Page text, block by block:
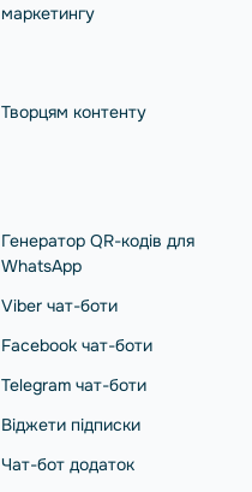
маркетингу
Творцям контенту
Генератор QR-кодів для
WhatsApp
Viber чат-боти
Facebook чат-боти
Telegram чат-боти
Віджети підписки
Чат-бот додаток